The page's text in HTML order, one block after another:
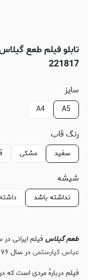
221817
سایز
A5
A4
رنگ قاب
سفید مشکی
شیشه
نداشته باشد
طعم گیلاسفیلم ایرانی
عباس کیارستمیدر سال ۱۳۷۶ است.
فیلم دربارهٔ مردی است که